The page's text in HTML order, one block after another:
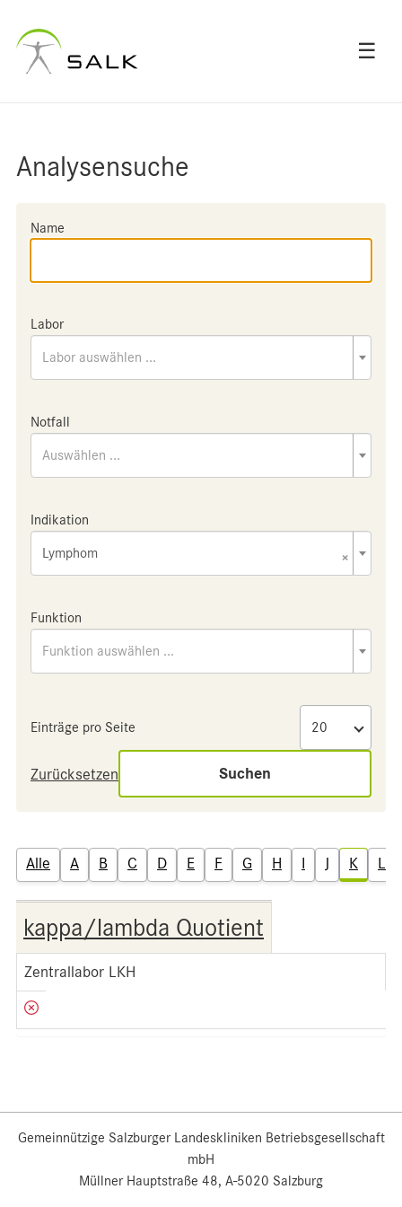
☰
Analysensuche
Name
Labor
Labor auswählen ...
Notfall
Auswählen ...
Indikation
×
Lymphom
Funktion
Funktion auswählen ...
Einträge pro Seite
Zurücksetzen Suchen
Alle A B C D E F G H I J K L
kappa/lambda Quotient
Zentrallabor LKH
Gemeinnützige Salzburger Landeskliniken Betriebsgesellschaft
mbH
Müllner Hauptstraße 48, A-5020 Salzburg